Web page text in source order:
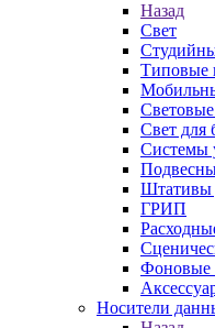
Назад
Свет
Типовые
Свет для
Системы
Штативы
ГРИП
Фоновые
Носители